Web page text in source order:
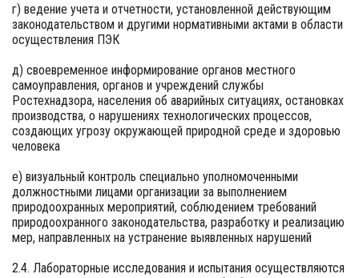
г) ведение учета и отчетности, установленной действующим
законодательством и другими нормативными актами в области
осуществления ПЭК
д) своевременное информирование органов местного
самоуправления, органов и учреждений службы
Ростехнадзора, населения об аварийных ситуациях, остановках
производства, о нарушениях технологических процессов,
создающих угрозу окружающей природной среде и здоровью
человека
е) визуальный контроль специально уполномоченными
должностными лицами организации за выполнением
природоохранных мероприятий, соблюдением требований
природоохранного законодательства, разработку и реализацию
мер, направленных на устранение выявленных нарушений
2.4. Лабораторные исследования и испытания осуществляются